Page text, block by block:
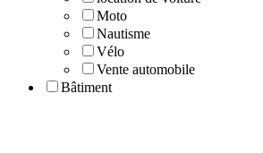
Moto
Nautisme
Vélo
Vente automobile
Bâtiment